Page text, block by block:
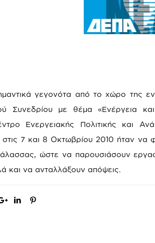
γεγονότα από το χώρο της
Συνεδρίου με θέμα «Ενέργεια
Ενεργειακής Πολιτικής και
7 και 8 Οκτωβρίου 2010 ήταν να
ώστε να παρουσιάσουν
και να ανταλλάξουν απόψεις.